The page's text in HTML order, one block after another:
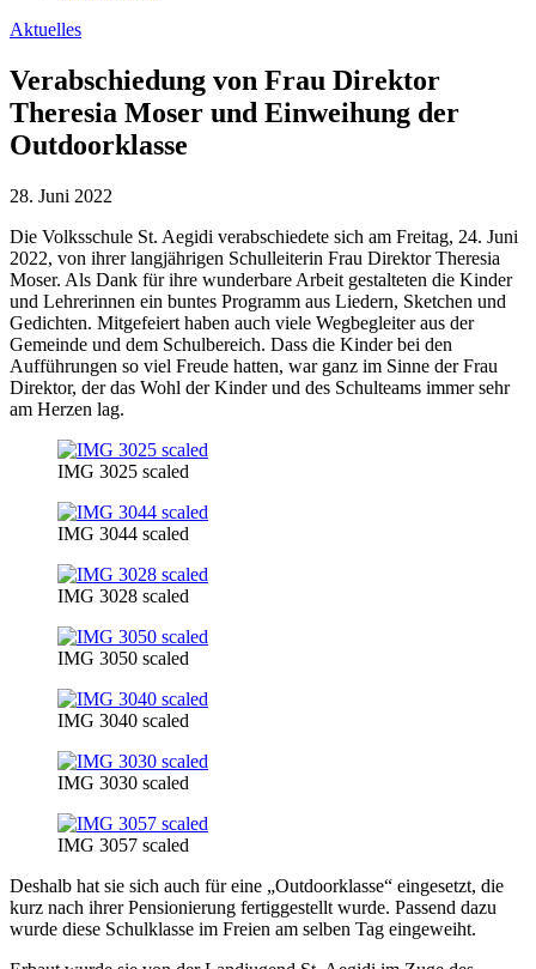
Aktuelles
Verabschiedung von Frau Direktor
Theresia Moser und Einweihung der
Outdoorklasse
28. Juni 2022
Die Volksschule St. Aegidi verabschiedete sich am Freitag, 24. Juni
2022, von ihrer langjährigen Schulleiterin Frau Direktor Theresia
Moser. Als Dank für ihre wunderbare Arbeit gestalteten die Kinder
und Lehrerinnen ein buntes Programm aus Liedern, Sketchen und
Gedichten. Mitgefeiert haben auch viele Wegbegleiter aus der
Gemeinde und dem Schulbereich. Dass die Kinder bei den
Aufführungen so viel Freude hatten, war ganz im Sinne der Frau
Direktor, der das Wohl der Kinder und des Schulteams immer sehr
am Herzen lag.
IMG 3025 scaled
IMG 3044 scaled
IMG 3028 scaled
IMG 3050 scaled
IMG 3040 scaled
IMG 3030 scaled
IMG 3057 scaled
Deshalb hat sie sich auch für eine „Outdoorklasse“ eingesetzt, die
kurz nach ihrer Pensionierung fertiggestellt wurde. Passend dazu
wurde diese Schulklasse im Freien am selben Tag eingeweiht.